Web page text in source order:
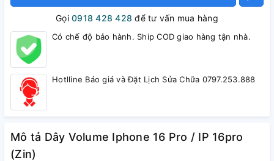
Gọi0918 428 428 để tư vấn mua hàng
Có chế độ bảo hành. Ship COD giao hàng tận nhà.
Hotlline Báo giá và Đặt Lịch Sửa Chữa 0797.253.888
Mô tả Dây Volume Iphone 16 Pro / IP 16pro
(Zin)